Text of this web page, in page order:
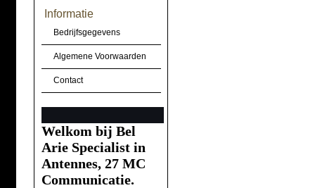
Informatie
Bedrijfsgegevens
Algemene Voorwaarden
Contact
Welkom bij Bel
Arie Specialist in
Antennes, 27 MC
Communicatie.